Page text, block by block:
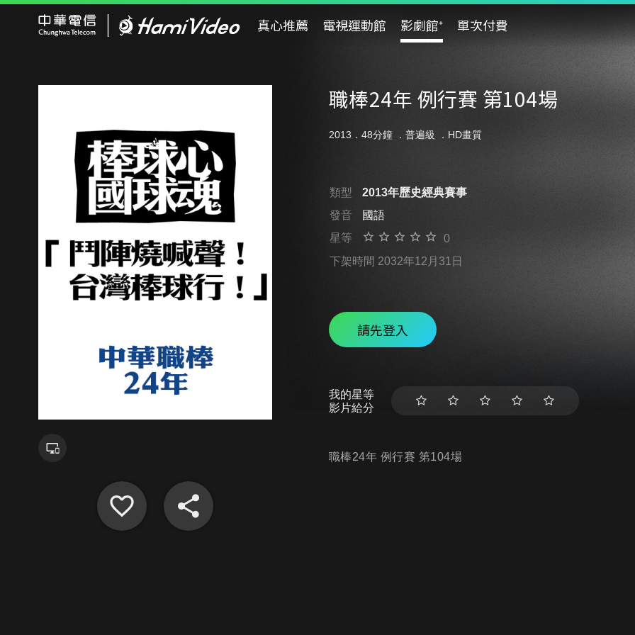
真心推薦 電視運動館 影劇館⁺ 單次付費
職棒24年 例行賽 第104場
2013．48分鐘 ． 普遍級 ．HD畫質
類型
2013年歷史經典賽事
發音
國語
星等
0
下架時間 2032年12月31日
請先登入
我的星等
影片給分
職棒24年 例行賽 第104場